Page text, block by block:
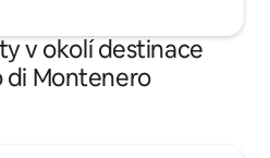
v okolí destinace
di Montenero